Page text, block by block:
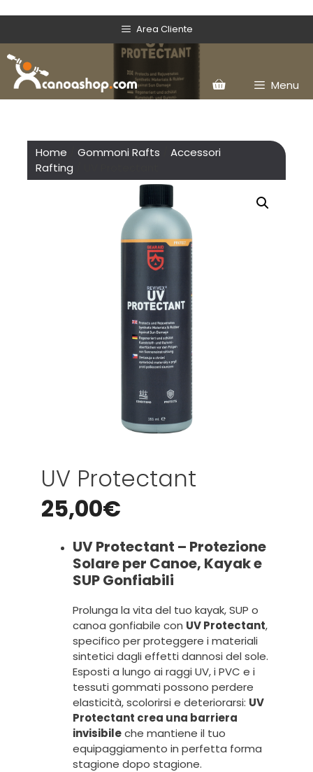
Area Cliente
Menu
Home Gommoni Rafts
Accessori
Rafting
UV Protectant
25,00€
UV Protectant – Protezione
Solare per Canoe, Kayak e
SUP Gonfiabili
Prolunga la vita del tuo kayak, SUP o
canoa gonfiabile con UV Protectant,
specifico per proteggere i materiali
sintetici dagli effetti dannosi del sole.
Esposti a lungo ai raggi UV, i PVC e i
tessuti gommati possono perdere
elasticità, scolorirsi e deteriorarsi: UV
Protectant crea una barriera
invisibileche mantiene il tuo
equipaggiamento in perfetta forma
stagione dopo stagione.